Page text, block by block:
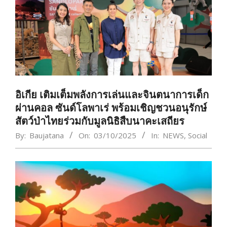
อิเกีย เติมเต็มพลังการเล่นและจินตนาการเด็ก
ผ่านคอล ซันด์โลพาเร่ พร้อมเชิญชวนอนุรักษ์
สัตว์ป่าไทยร่วมกับมูลนิธิสืบนาคะเสถียร
By: Baujatana On: 03/10/2025 In: NEWS, Social